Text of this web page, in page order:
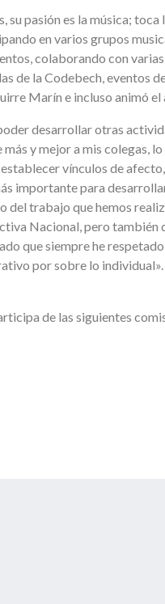
su pasión es la música;
en varios grupos
colaborando con
de la Codebech, eventos
Marín e incluso animó el
desarrollar otras
y mejor a mis colegas,
vínculos de
importante para
del trabajo que hemos
Nacional, pero también
que siempre he
por sobre lo individual».
de las siguientes